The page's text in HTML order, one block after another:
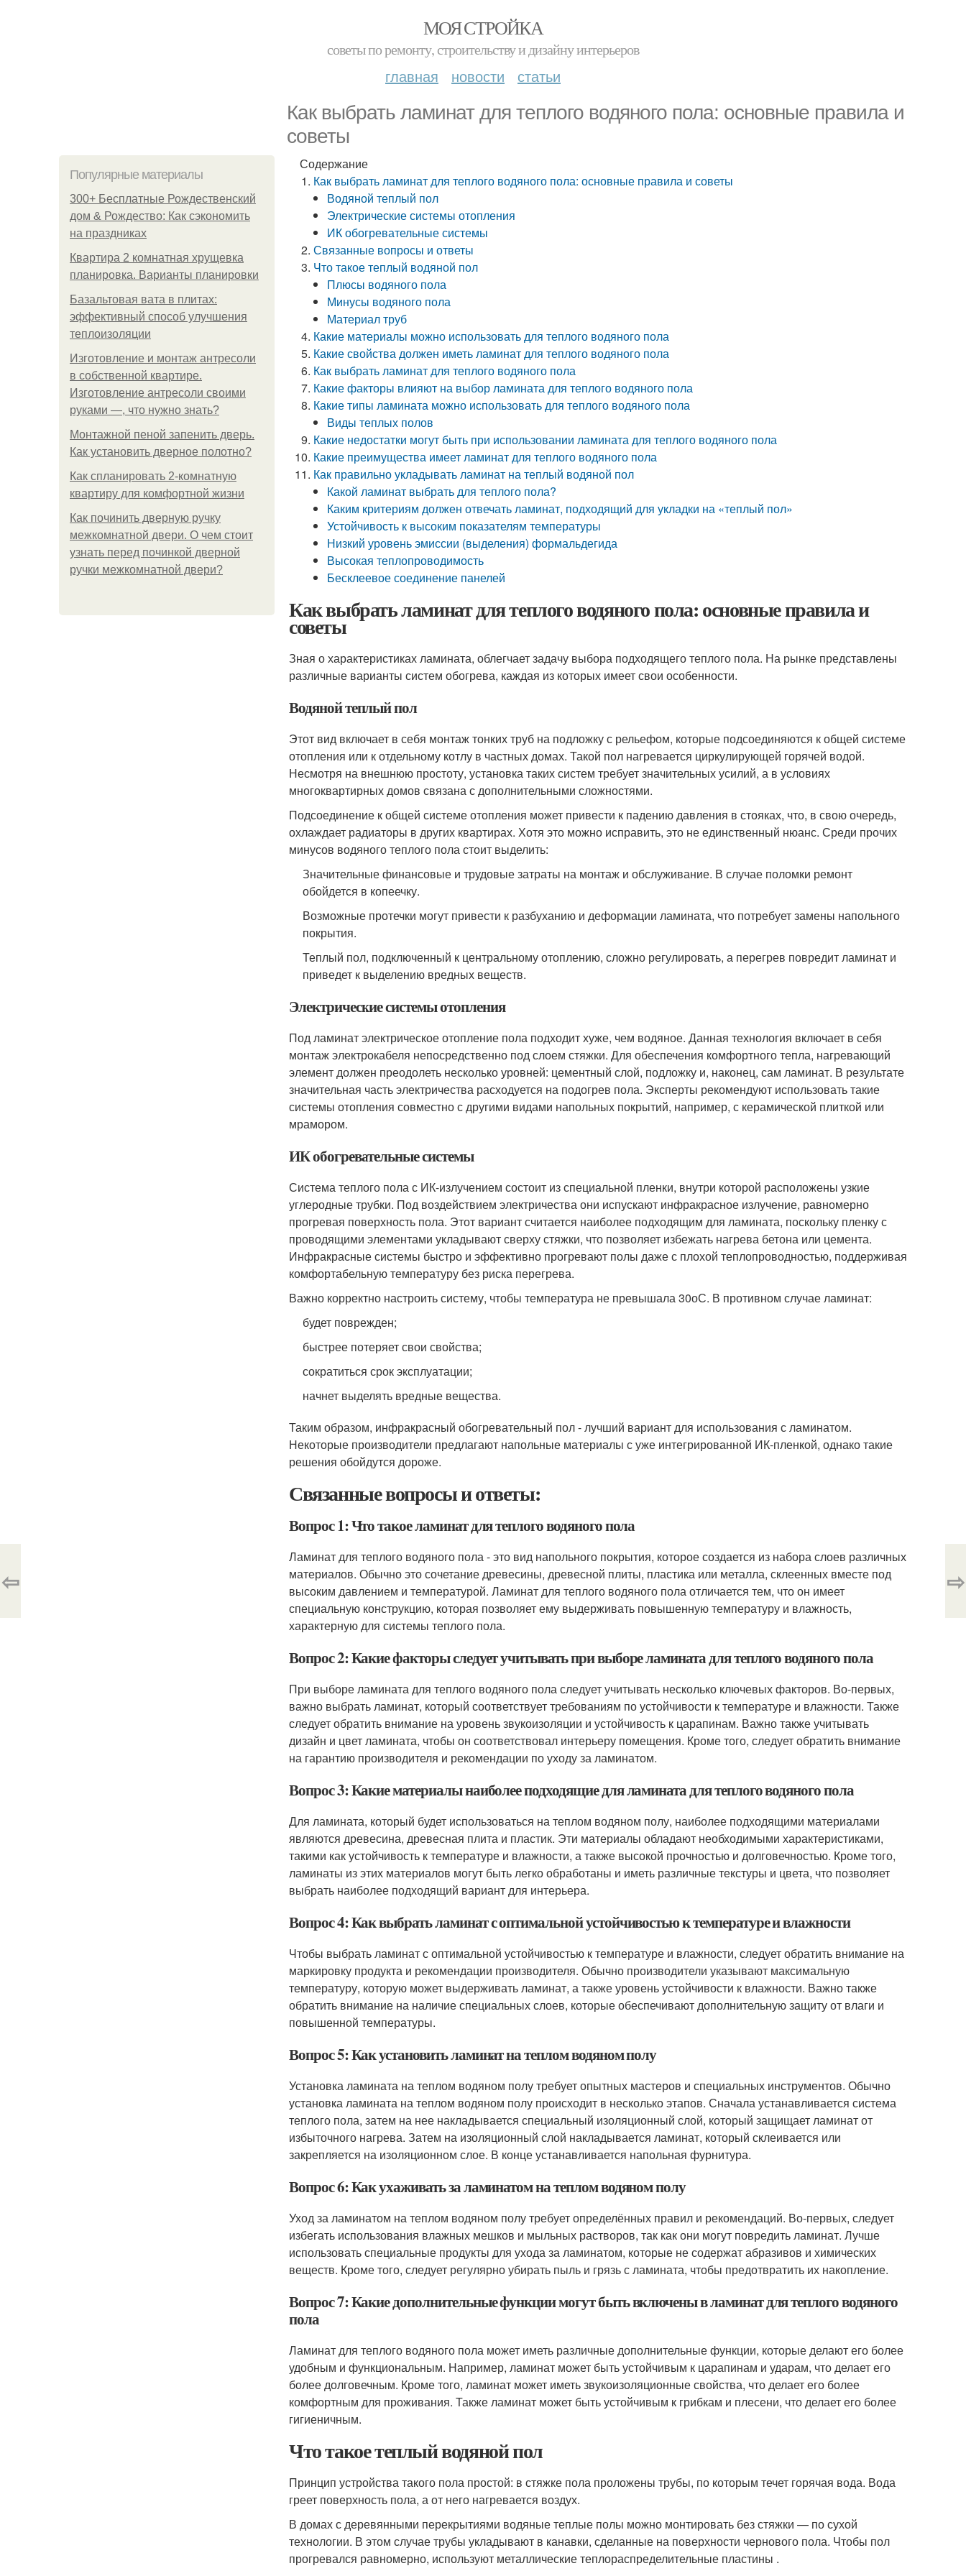
МОЯ СТРОЙКА
советы по ремонту, строительству и дизайну интерьеров
главная новости статьи
Как выбрать ламинат для теплого водяного пола: основные правила и
советы
Популярные материалы
300+ Бесплатные Рождественский
дом & Рождество: Как сэкономить
на праздниках
Квартира 2 комнатная хрущевка
планировка. Варианты планировки
Базальтовая вата в плитах:
эффективный способ улучшения
теплоизоляции
Изготовление и монтаж антресоли
в собственной квартире.
Изготовление антресоли своими
руками —, что нужно знать?
Монтажной пеной запенить дверь.
Как установить дверное полотно?
Как спланировать 2-комнатную
квартиру для комфортной жизни
Как починить дверную ручку
межкомнатной двери. О чем стоит
узнать перед починкой дверной
ручки межкомнатной двери?
Содержание
Как выбрать ламинат для теплого водяного пола: основные правила и советы
Водяной теплый пол
Электрические системы отопления
ИК обогревательные системы
Связанные вопросы и ответы
Что такое теплый водяной пол
Плюсы водяного пола
Минусы водяного пола
Материал труб
Какие материалы можно использовать для теплого водяного пола
Какие свойства должен иметь ламинат для теплого водяного пола
Как выбрать ламинат для теплого водяного пола
Какие факторы влияют на выбор ламината для теплого водяного пола
Какие типы ламината можно использовать для теплого водяного пола
Виды теплых полов
Какие недостатки могут быть при использовании ламината для теплого водяного пола
Какие преимущества имеет ламинат для теплого водяного пола
Как правильно укладывать ламинат на теплый водяной пол
Какой ламинат выбрать для теплого пола?
Каким критериям должен отвечать ламинат, подходящий для укладки на «теплый пол»
Устойчивость к высоким показателям температуры
Низкий уровень эмиссии (выделения) формальдегида
Высокая теплопроводимость
Бесклеевое соединение панелей
Как выбрать ламинат для теплого водяного пола: основные правила и
советы
Зная о характеристиках ламината, облегчает задачу выбора подходящего теплого пола. На рынке представлены
различные варианты систем обогрева, каждая из которых имеет свои особенности.
Водяной теплый пол
Этот вид включает в себя монтаж тонких труб на подложку с рельефом, которые подсоединяются к общей системе
отопления или к отдельному котлу в частных домах. Такой пол нагревается циркулирующей горячей водой.
Несмотря на внешнюю простоту, установка таких систем требует значительных усилий, а в условиях
многоквартирных домов связана с дополнительными сложностями.
Подсоединение к общей системе отопления может привести к падению давления в стояках, что, в свою очередь,
охлаждает радиаторы в других квартирах. Хотя это можно исправить, это не единственный нюанс. Среди прочих
минусов водяного теплого пола стоит выделить:
Значительные финансовые и трудовые затраты на монтаж и обслуживание. В случае поломки ремонт
обойдется в копеечку.
Возможные протечки могут привести к разбуханию и деформации ламината, что потребует замены напольного
покрытия.
Теплый пол, подключенный к центральному отоплению, сложно регулировать, а перегрев повредит ламинат и
приведет к выделению вредных веществ.
Электрические системы отопления
Под ламинат электрическое отопление пола подходит хуже, чем водяное. Данная технология включает в себя
монтаж электрокабеля непосредственно под слоем стяжки. Для обеспечения комфортного тепла, нагревающий
элемент должен преодолеть несколько уровней: цементный слой, подложку и, наконец, сам ламинат. В результате
значительная часть электричества расходуется на подогрев пола. Эксперты рекомендуют использовать такие
системы отопления совместно с другими видами напольных покрытий, например, с керамической плиткой или
мрамором.
ИК обогревательные системы
Система теплого пола с ИК-излучением состоит из специальной пленки, внутри которой расположены узкие
углеродные трубки. Под воздействием электричества они испускают инфракрасное излучение, равномерно
прогревая поверхность пола. Этот вариант считается наиболее подходящим для ламината, поскольку пленку с
проводящими элементами укладывают сверху стяжки, что позволяет избежать нагрева бетона или цемента.
Инфракрасные системы быстро и эффективно прогревают полы даже с плохой теплопроводностью, поддерживая
комфортабельную температуру без риска перегрева.
Важно корректно настроить систему, чтобы температура не превышала 30оС. В противном случае ламинат:
будет поврежден;
быстрее потеряет свои свойства;
сократиться срок эксплуатации;
начнет выделять вредные вещества.
Таким образом, инфракрасный обогревательный пол - лучший вариант для использования с ламинатом.
Некоторые производители предлагают напольные материалы с уже интегрированной ИК-пленкой, однако такие
решения обойдутся дороже.
Связанные вопросы и ответы:
Вопрос 1: Что такое ламинат для теплого водяного пола
Ламинат для теплого водяного пола - это вид напольного покрытия, которое создается из набора слоев различных
материалов. Обычно это сочетание древесины, древесной плиты, пластика или металла, склеенных вместе под
высоким давлением и температурой. Ламинат для теплого водяного пола отличается тем, что он имеет
специальную конструкцию, которая позволяет ему выдерживать повышенную температуру и влажность,
характерную для системы теплого пола.
Вопрос 2: Какие факторы следует учитывать при выборе ламината для теплого водяного пола
При выборе ламината для теплого водяного пола следует учитывать несколько ключевых факторов. Во-первых,
важно выбрать ламинат, который соответствует требованиям по устойчивости к температуре и влажности. Также
следует обратить внимание на уровень звукоизоляции и устойчивость к царапинам. Важно также учитывать
дизайн и цвет ламината, чтобы он соответствовал интерьеру помещения. Кроме того, следует обратить внимание
на гарантию производителя и рекомендации по уходу за ламинатом.
Вопрос 3: Какие материалы наиболее подходящие для ламината для теплого водяного пола
Для ламината, который будет использоваться на теплом водяном полу, наиболее подходящими материалами
являются древесина, древесная плита и пластик. Эти материалы обладают необходимыми характеристиками,
такими как устойчивость к температуре и влажности, а также высокой прочностью и долговечностью. Кроме того,
ламинаты из этих материалов могут быть легко обработаны и иметь различные текстуры и цвета, что позволяет
выбрать наиболее подходящий вариант для интерьера.
Вопрос 4: Как выбрать ламинат с оптимальной устойчивостью к температуре и влажности
Чтобы выбрать ламинат с оптимальной устойчивостью к температуре и влажности, следует обратить внимание на
маркировку продукта и рекомендации производителя. Обычно производители указывают максимальную
температуру, которую может выдерживать ламинат, а также уровень устойчивости к влажности. Важно также
обратить внимание на наличие специальных слоев, которые обеспечивают дополнительную защиту от влаги и
повышенной температуры.
Вопрос 5: Как установить ламинат на теплом водяном полу
Установка ламината на теплом водяном полу требует опытных мастеров и специальных инструментов. Обычно
установка ламината на теплом водяном полу происходит в несколько этапов. Сначала устанавливается система
теплого пола, затем на нее накладывается специальный изоляционный слой, который защищает ламинат от
избыточного нагрева. Затем на изоляционный слой накладывается ламинат, который склеивается или
закрепляется на изоляционном слое. В конце устанавливается напольная фурнитура.
Вопрос 6: Как ухаживать за ламинатом на теплом водяном полу
Уход за ламинатом на теплом водяном полу требует определённых правил и рекомендаций. Во-первых, следует
избегать использования влажных мешков и мыльных растворов, так как они могут повредить ламинат. Лучше
использовать специальные продукты для ухода за ламинатом, которые не содержат абразивов и химических
веществ. Кроме того, следует регулярно убирать пыль и грязь с ламината, чтобы предотвратить их накопление.
Вопрос 7: Какие дополнительные функции могут быть включены в ламинат для теплого водяного
пола
Ламинат для теплого водяного пола может иметь различные дополнительные функции, которые делают его более
удобным и функциональным. Например, ламинат может быть устойчивым к царапинам и ударам, что делает его
более долговечным. Кроме того, ламинат может иметь звукоизоляционные свойства, что делает его более
комфортным для проживания. Также ламинат может быть устойчивым к грибкам и плесени, что делает его более
гигиеничным.
Что такое теплый водяной пол
Принцип устройства такого пола простой: в стяжке пола проложены трубы, по которым течет горячая вода. Вода
греет поверхность пола, а от него нагревается воздух.
В домах с деревянными перекрытиями водяные теплые полы можно монтировать без стяжки — по сухой
технологии. В этом случае трубы укладывают в канавки, сделанные на поверхности чернового пола. Чтобы пол
прогревался равномерно, используют металлические теплораспределительные пластины .
⇦ ⇨